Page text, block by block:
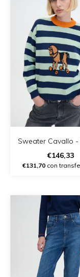
Sweater Cavallo -
€146,33
€131,70con